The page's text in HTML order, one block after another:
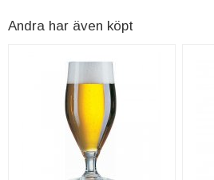
Andra har även köpt